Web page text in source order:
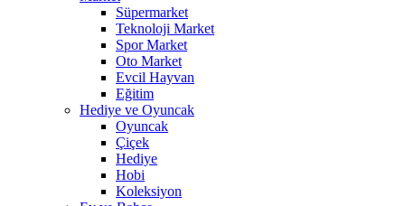
Süpermarket
Teknoloji Market
Spor Market
Oto Market
Evcil Hayvan
Eğitim
Hediye ve Oyuncak
Oyuncak
Çiçek
Hediye
Hobi
Koleksiyon